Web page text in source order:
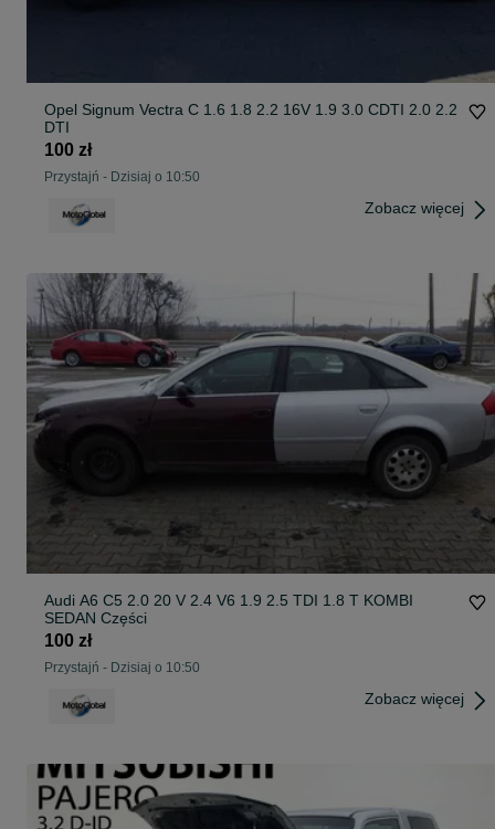
Opel Signum Vectra C 1.6 1.8 2.2 16V 1.9 3.0 CDTI 2.0 2.2
DTI
100 zł
Przystajń - Dzisiaj o 10:50
Zobacz więcej
Audi A6 C5 2.0 20 V 2.4 V6 1.9 2.5 TDI 1.8 T KOMBI
SEDAN Części
100 zł
Przystajń - Dzisiaj o 10:50
Zobacz więcej